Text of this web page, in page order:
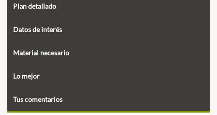
Plan detallado
Datos de interés
Material necesario
Lo mejor
Tus comentarios